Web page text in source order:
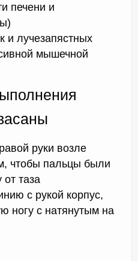
печени и
и лучезапястных
мышечной
руки возле
чтобы пальцы были
таза
с рукой корпус,
ногу с натянутым на